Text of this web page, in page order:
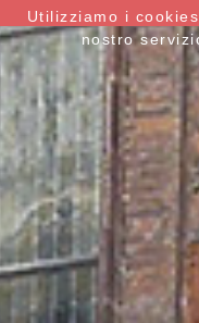
Utilizziamo i
nostro